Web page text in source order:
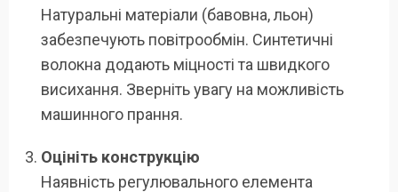
Натуральні матеріали (бавовна, льон)
забезпечують повітрообмін. Синтетичні
волокна додають міцності та швидкого
висихання. Зверніть увагу на можливість
машинного прання.
Оцініть конструкцію
Наявність регулювального елемента